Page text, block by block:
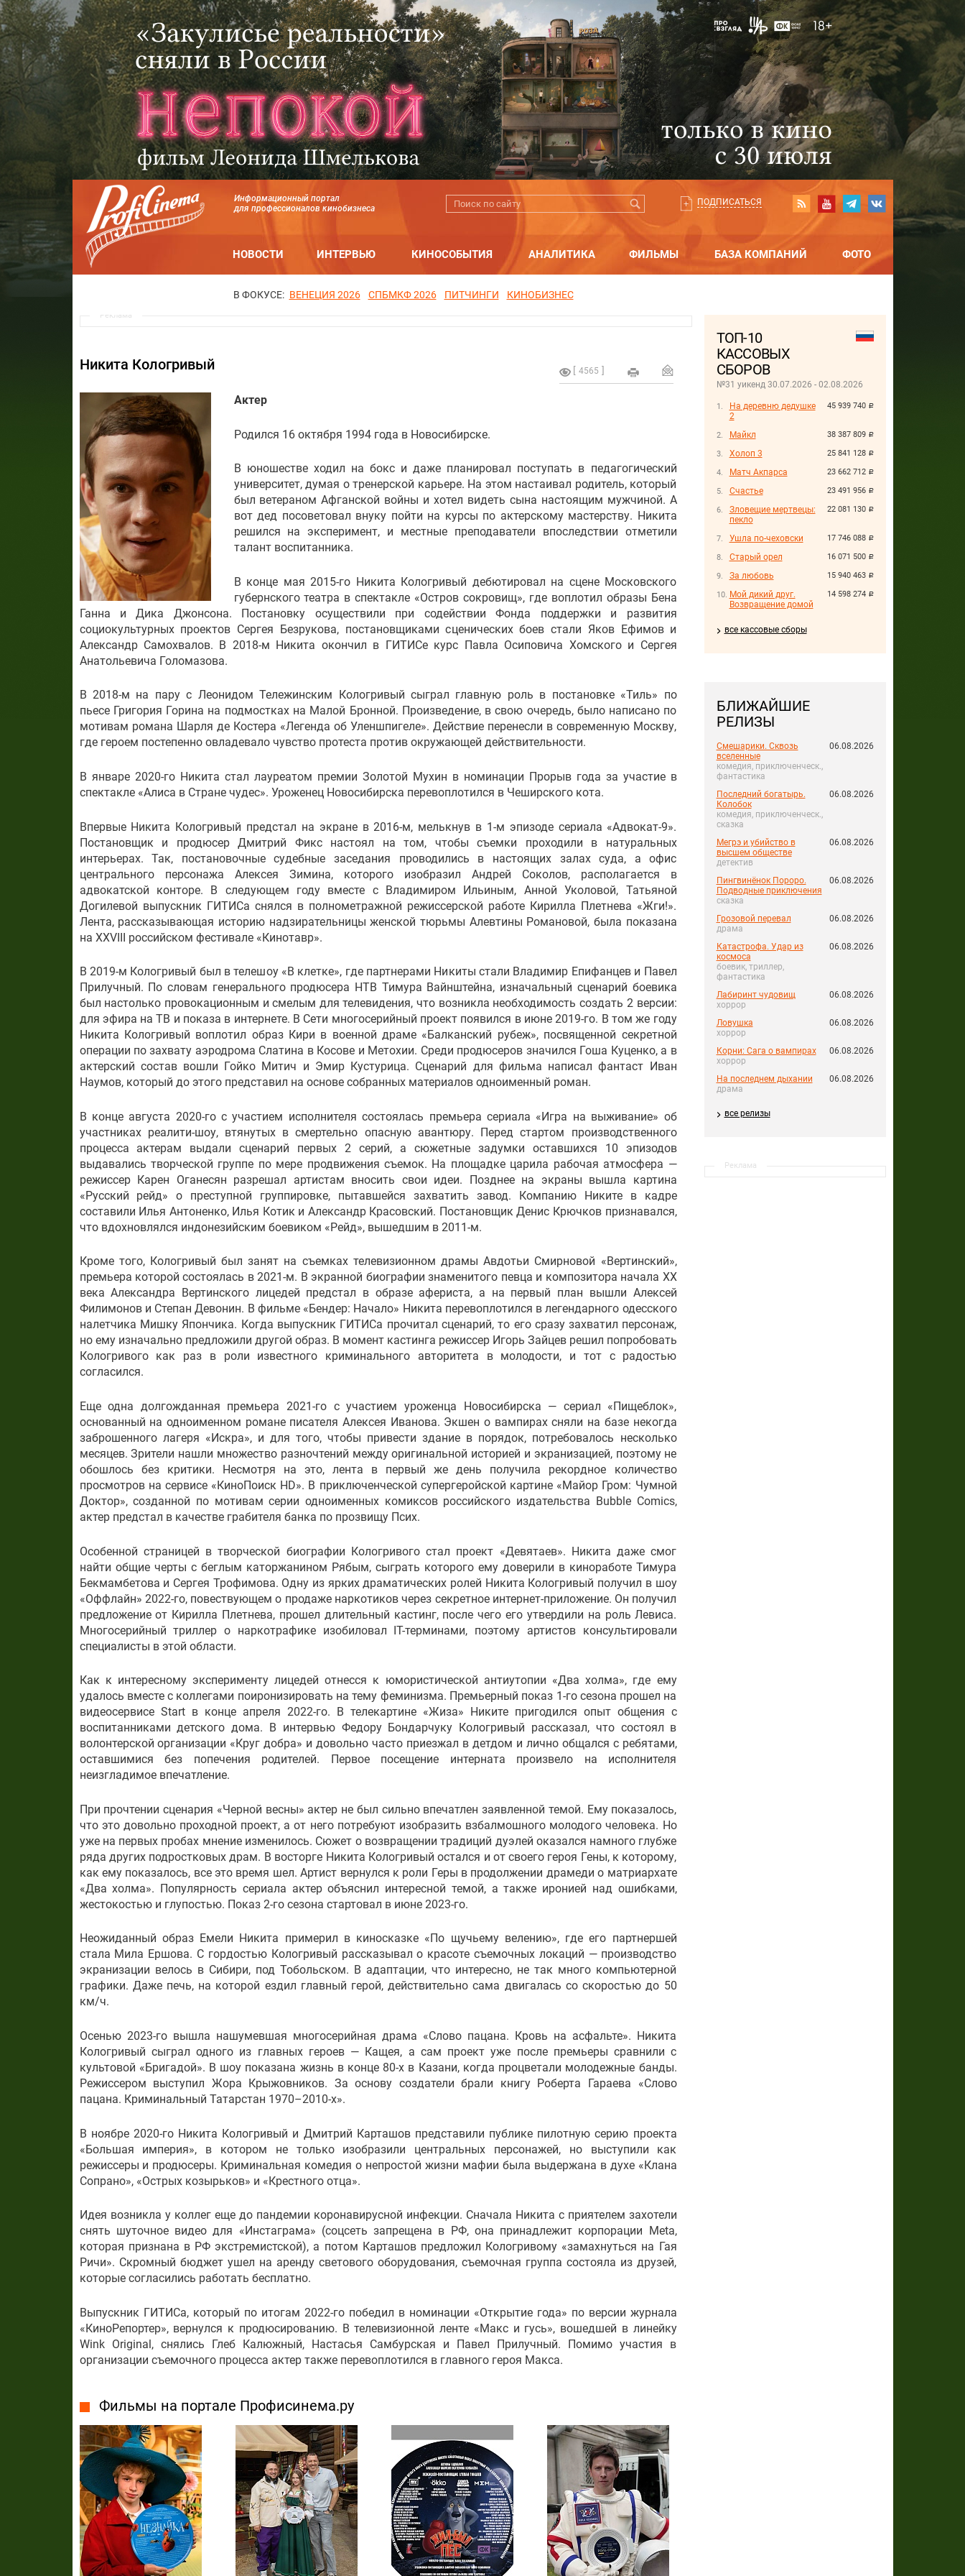
Информационный портал
для профессионалов кинобизнеса
ПОДПИСАТЬСЯ
НОВОСТИ ИНТЕРВЬЮ КИНОСОБЫТИЯ АНАЛИТИКА ФИЛЬМЫ БАЗА КОМПАНИЙ ФОТО
В ФОКУСЕ: ВЕНЕЦИЯ 2026 СПБМКФ 2026 ПИТЧИНГИ КИНОБИЗНЕС
ТОП-10
КАССОВЫХ
СБОРОВ
№31 уикенд 30.07.2026 - 02.08.2026
45 939 740 руб.
На деревню дедушке
2
38 387 809 руб.
Майкл
25 841 128 руб.
Холоп 3
23 662 712 руб.
Матч Акпарса
23 491 956 руб.
Счастье
22 081 130 руб.
Зловещие мертвецы:
пекло
17 746 088 руб.
Ушла по-чеховски
16 071 500 руб.
Старый орел
15 940 463 руб.
За любовь
14 598 274 руб.
Мой дикий друг.
Возвращение домой
все кассовые сборы
БЛИЖАЙШИЕ
РЕЛИЗЫ
Смешарики. Сквозь
вселенные
комедия, приключенческ.,
фантастика
06.08.2026
Последний богатырь.
Колобок
комедия, приключенческ.,
сказка
06.08.2026
Мегрэ и убийство в
высшем обществе
детектив
06.08.2026
Пингвинёнок Пороро.
Подводные приключения
сказка
06.08.2026
Грозовой перевал
драма
06.08.2026
Катастрофа. Удар из
космоса
боевик, триллер,
фантастика
06.08.2026
Лабиринт чудовищ
хоррор
06.08.2026
Ловушка
хоррор
06.08.2026
Корни: Сага о вампирах
хоррор
06.08.2026
На последнем дыхании
драма
06.08.2026
все релизы
Реклама
Реклама
4565
Никита Кологривый
Актер
Родился 16 октября 1994 года в Новосибирске.
В юношестве ходил на бокс и даже планировал поступать в педагогический
университет, думая о тренерской карьере. На этом настаивал родитель, который
был ветераном Афганской войны и хотел видеть сына настоящим мужчиной. А
вот дед посоветовал внуку пойти на курсы по актерскому мастерству. Никита
решился на эксперимент, и местные преподаватели впоследствии отметили
талант воспитанника.
В конце мая 2015-го Никита Кологривый дебютировал на сцене Московского
губернского театра в спектакле «Остров сокровищ», где воплотил образы Бена
Ганна и Дика Джонсона. Постановку осуществили при содействии Фонда поддержки и развития
социокультурных проектов Сергея Безрукова, постановщиками сценических боев стали Яков Ефимов и
Александр Самохвалов. В 2018-м Никита окончил в ГИТИСе курс Павла Осиповича Хомского и Сергея
Анатольевича Голомазова.
В 2018-м на пару с Леонидом Тележинским Кологривый сыграл главную роль в постановке «Тиль» по
пьесе Григория Горина на подмостках на Малой Бронной. Произведение, в свою очередь, было написано по
мотивам романа Шарля де Костера «Легенда об Уленшпигеле». Действие перенесли в современную Москву,
где героем постепенно овладевало чувство протеста против окружающей действительности.
В январе 2020-го Никита стал лауреатом премии Золотой Мухин в номинации Прорыв года за участие в
спектакле «Алиса в Стране чудес». Уроженец Новосибирска перевоплотился в Чеширского кота.
Впервые Никита Кологривый предстал на экране в 2016-м, мелькнув в 1-м эпизоде сериала «Адвокат-9».
Постановщик и продюсер Дмитрий Фикс настоял на том, чтобы съемки проходили в натуральных
интерьерах. Так, постановочные судебные заседания проводились в настоящих залах суда, а офис
центрального персонажа Алексея Зимина, которого изобразил Андрей Соколов, располагается в
адвокатской конторе. В следующем году вместе с Владимиром Ильиным, Анной Уколовой, Татьяной
Догилевой выпускник ГИТИСа снялся в полнометражной режиссерской работе Кирилла Плетнева «Жги!».
Лента, рассказывающая историю надзирательницы женской тюрьмы Алевтины Романовой, была показана
на XXVIII российском фестивале «Кинотавр».
В 2019-м Кологривый был в телешоу «В клетке», где партнерами Никиты стали Владимир Епифанцев и Павел
Прилучный. По словам генерального продюсера НТВ Тимура Вайнштейна, изначальный сценарий боевика
был настолько провокационным и смелым для телевидения, что возникла необходимость создать 2 версии:
для эфира на ТВ и показа в интернете. В Сети многосерийный проект появился в июне 2019-го. В том же году
Никита Кологривый воплотил образ Кири в военной драме «Балканский рубеж», посвященной секретной
операции по захвату аэродрома Слатина в Косове и Метохии. Среди продюсеров значился Гоша Куценко, а в
актерский состав вошли Гойко Митич и Эмир Кустурица. Сценарий для фильма написал фантаст Иван
Наумов, который до этого представил на основе собранных материалов одноименный роман.
В конце августа 2020-го с участием исполнителя состоялась премьера сериала «Игра на выживание» об
участниках реалити-шоу, втянутых в смертельно опасную авантюру. Перед стартом производственного
процесса актерам выдали сценарий первых 2 серий, а сюжетные задумки оставшихся 10 эпизодов
выдавались творческой группе по мере продвижения съемок. На площадке царила рабочая атмосфера —
режиссер Карен Оганесян разрешал артистам вносить свои идеи. Позднее на экраны вышла картина
«Русский рейд» о преступной группировке, пытавшейся захватить завод. Компанию Никите в кадре
составили Илья Антоненко, Илья Котик и Александр Красовский. Постановщик Денис Крючков признавался,
что вдохновлялся индонезийским боевиком «Рейд», вышедшим в 2011-м.
Кроме того, Кологривый был занят на съемках телевизионном драмы Авдотьи Смирновой «Вертинский»,
премьера которой состоялась в 2021-м. В экранной биографии знаменитого певца и композитора начала XX
века Александра Вертинского лицедей предстал в образе афериста, а на первый план вышли Алексей
Филимонов и Степан Девонин. В фильме «Бендер: Начало» Никита перевоплотился в легендарного одесского
налетчика Мишку Япончика. Когда выпускник ГИТИСа прочитал сценарий, то его сразу захватил персонаж,
но ему изначально предложили другой образ. В момент кастинга режиссер Игорь Зайцев решил попробовать
Кологривого как раз в роли известного криминального авторитета в молодости, и тот с радостью
согласился.
Еще одна долгожданная премьера 2021-го с участием уроженца Новосибирска — сериал «Пищеблок»,
основанный на одноименном романе писателя Алексея Иванова. Экшен о вампирах сняли на базе некогда
заброшенного лагеря «Искра», и для того, чтобы привести здание в порядок, потребовалось несколько
месяцев. Зрители нашли множество разночтений между оригинальной историей и экранизацией, поэтому не
обошлось без критики. Несмотря на это, лента в первый же день получила рекордное количество
просмотров на сервисе «КиноПоиск HD». В приключенческой супергеройской картине «Майор Гром: Чумной
Доктор», созданной по мотивам серии одноименных комиксов российского издательства Bubble Comics,
актер предстал в качестве грабителя банка по прозвищу Псих.
Особенной страницей в творческой биографии Кологривого стал проект «Девятаев». Никита даже смог
найти общие черты с беглым каторжанином Рябым, сыграть которого ему доверили в киноработе Тимура
Бекмамбетова и Сергея Трофимова. Одну из ярких драматических ролей Никита Кологривый получил в шоу
«Оффлайн» 2022-го, повествующем о продаже наркотиков через секретное интернет-приложение. Он получил
предложение от Кирилла Плетнева, прошел длительный кастинг, после чего его утвердили на роль Левиса.
Многосерийный триллер о наркотрафике изобиловал IT-терминами, поэтому артистов консультировали
специалисты в этой области.
Как к интересному эксперименту лицедей отнесся к юмористической антиутопии «Два холма», где ему
удалось вместе с коллегами поиронизировать на тему феминизма. Премьерный показ 1-го сезона прошел на
видеосервисе Start в конце апреля 2022-го. В телекартине «Жиза» Никите пригодился опыт общения с
воспитанниками детского дома. В интервью Федору Бондарчуку Кологривый рассказал, что состоял в
волонтерской организации «Круг добра» и довольно часто приезжал в детдом и лично общался с ребятами,
оставшимися без попечения родителей. Первое посещение интерната произвело на исполнителя
неизгладимое впечатление.
При прочтении сценария «Черной весны» актер не был сильно впечатлен заявленной темой. Ему показалось,
что это довольно проходной проект, а от него потребуют изобразить взбалмошного молодого человека. Но
уже на первых пробах мнение изменилось. Сюжет о возвращении традиций дуэлей оказался намного глубже
ряда других подростковых драм. В восторге Никита Кологривый остался и от своего героя Гены, к которому,
как ему показалось, все это время шел. Артист вернулся к роли Геры в продолжении драмеди о матриархате
«Два холма». Популярность сериала актер объяснил интересной темой, а также иронией над ошибками,
жестокостью и глупостью. Показ 2-го сезона стартовал в июне 2023-го.
Неожиданный образ Емели Никита примерил в киносказке «По щучьему велению», где его партнершей
стала Мила Ершова. С гордостью Кологривый рассказывал о красоте съемочных локаций — производство
экранизации велось в Сибири, под Тобольском. В адаптации, что интересно, не так много компьютерной
графики. Даже печь, на которой ездил главный герой, действительно сама двигалась со скоростью до 50
км/ч.
Осенью 2023-го вышла нашумевшая многосерийная драма «Слово пацана. Кровь на асфальте». Никита
Кологривый сыграл одного из главных героев — Кащея, а сам проект уже после премьеры сравнили с
культовой «Бригадой». В шоу показана жизнь в конце 80-х в Казани, когда процветали молодежные банды.
Режиссером выступил Жора Крыжовников. За основу создатели брали книгу Роберта Гараева «Слово
пацана. Криминальный Татарстан 1970–2010-х».
В ноябре 2020-го Никита Кологривый и Дмитрий Карташов представили публике пилотную серию проекта
«Большая империя», в котором не только изобразили центральных персонажей, но выступили как
режиссеры и продюсеры. Криминальная комедия о непростой жизни мафии была выдержана в духе «Клана
Сопрано», «Острых козырьков» и «Крестного отца».
Идея возникла у коллег еще до пандемии коронавирусной инфекции. Сначала Никита с приятелем захотели
снять шуточное видео для «Инстаграма» (соцсеть запрещена в РФ, она принадлежит корпорации Meta,
которая признана в РФ экстремистской), а потом Карташов предложил Кологривому «замахнуться на Гая
Ричи». Скромный бюджет ушел на аренду светового оборудования, съемочная группа состояла из друзей,
которые согласились работать бесплатно.
Выпускник ГИТИСа, который по итогам 2022-го победил в номинации «Открытие года» по версии журнала
«КиноРепортер», вернулся к продюсированию. В телевизионной ленте «Макс и гусь», вошедшей в линейку
Wink Original, снялись Глеб Калюжный, Настасья Самбурская и Павел Прилучный. Помимо участия в
организации съемочного процесса актер также перевоплотился в главного героя Макса.
Фильмы на портале Профисинема.ру